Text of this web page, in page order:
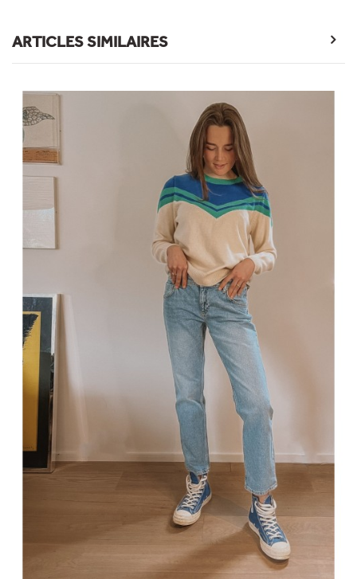
ARTICLES SIMILAIRES